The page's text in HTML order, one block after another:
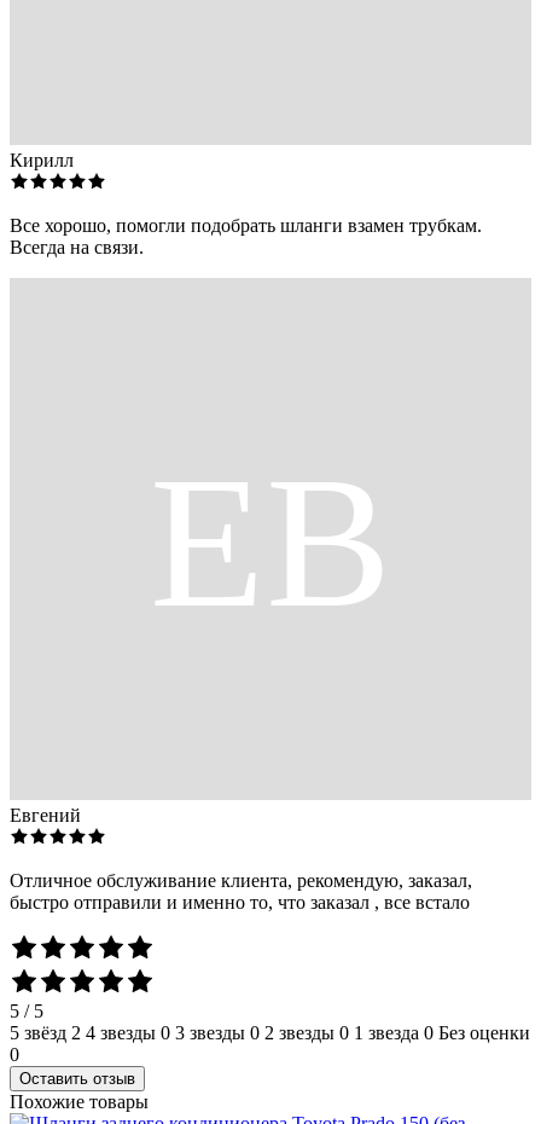
Кирилл
Все хорошо, помогли подобрать шланги взамен трубкам.
Всегда на связи.
ЕВ
Евгений
Отличное обслуживание клиента, рекомендую, заказал,
быстро отправили и именно то, что заказал , все встало
5 / 5
5 звёзд 2 4 звезды 0 3 звезды 0 2 звезды 0 1 звезда 0 Без оценки
0
Оставить отзыв
Похожие товары